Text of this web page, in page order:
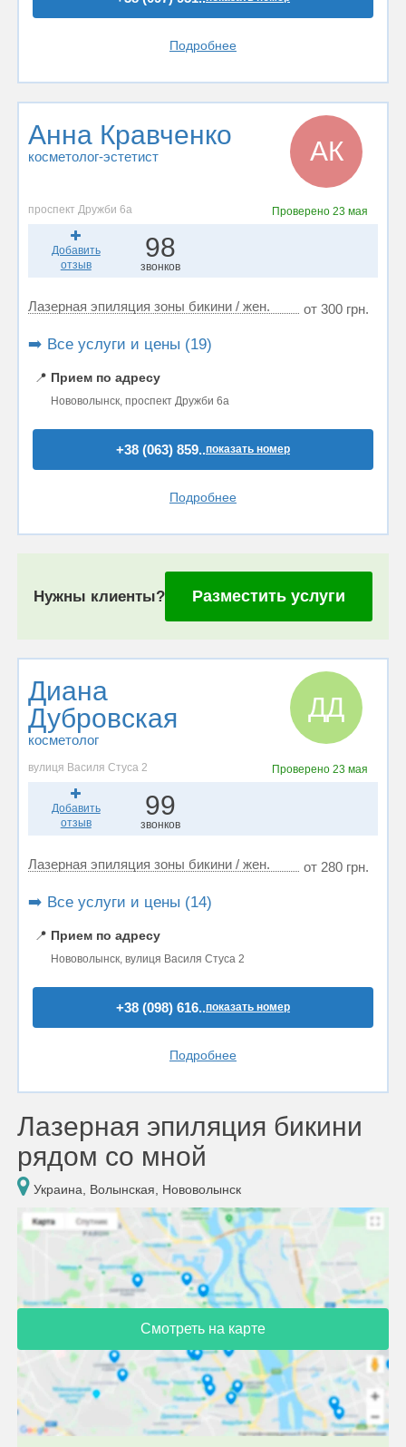
Подробнее
Анна Кравченко
косметолог-эстетист АК
проспект Дружби 6а Проверено 23 мая
Добавить
отзыв
98
звонков
Лазерная эпиляция зоны бикини / жен. от 300 грн.
➡️ Все услуги и цены (19)
📍 Прием по адресу
Нововолынск, проспект Дружби 6а
+38 (063) 859..показать номер
Подробнее
Нужны клиенты? Разместить услуги
Диана
Дубровская
косметолог
ДД
вулиця Василя Стуса 2 Проверено 23 мая
Добавить
отзыв
99
звонков
Лазерная эпиляция зоны бикини / жен. от 280 грн.
➡️ Все услуги и цены (14)
📍 Прием по адресу
Нововолынск, вулиця Василя Стуса 2
+38 (098) 616..показать номер
Подробнее
Лазерная эпиляция бикини
рядом со мной
Украина, Волынская, Нововолынск
Смотреть на карте